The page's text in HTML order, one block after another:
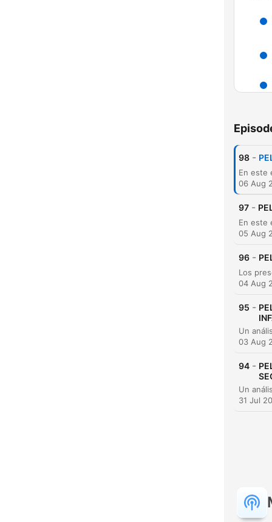
98 -
06 Aug
97 -
05 Aug
96 -
04 Aug
95 -
03 Aug
94 -
31 Jul